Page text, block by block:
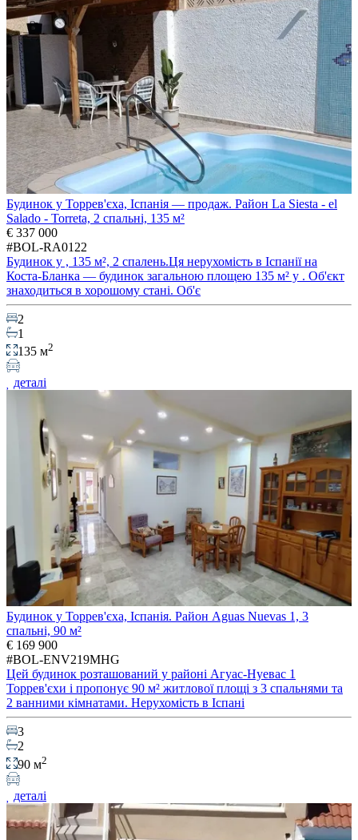
Будинок у Торрев'єха, Іспанія — продаж. Район La Siesta - el
Salado - Torreta, 2 спальні, 135 м²
€ 337 000
#BOL-RA0122
Будинок у , 135 м², 2 спалень.Ця нерухомість в Іспанії на
Коста-Бланка — будинок загальною площею 135 м² у . Об'єкт
знаходиться в хорошому стані. Об'є
2
1
135 м2
деталі
Будинок у Торрев'єха, Іспанія. Район Aguas Nuevas 1, 3
спальні, 90 м²
€ 169 900
#BOL-ENV219MHG
Цей будинок розташований у районі Агуас-Нуевас 1
Торрев'єхи і пропонує 90 м² житлової площі з 3 спальнями та
2 ванними кімнатами. Нерухомість в Іспані
3
2
90 м2
деталі